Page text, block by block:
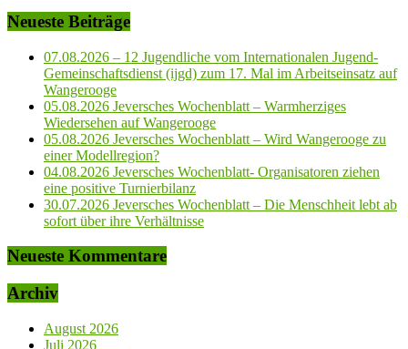
Neueste Beiträge
07.08.2026 – 12 Jugendliche vom Internationalen Jugend-
Gemeinschaftsdienst (ijgd) zum 17. Mal im Arbeitseinsatz auf
Wangerooge
05.08.2026 Jeversches Wochenblatt – Warmherziges
Wiedersehen auf Wangerooge
05.08.2026 Jeversches Wochenblatt – Wird Wangerooge zu
einer Modellregion?
04.08.2026 Jeversches Wochenblatt- Organisatoren ziehen
eine positive Turnierbilanz
30.07.2026 Jeversches Wochenblatt – Die Menschheit lebt ab
sofort über ihre Verhältnisse
Neueste Kommentare
Archiv
August 2026
Juli 2026